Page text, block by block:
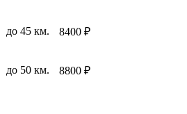
до 45 км. 8400 ₽
до 50 км. 8800 ₽